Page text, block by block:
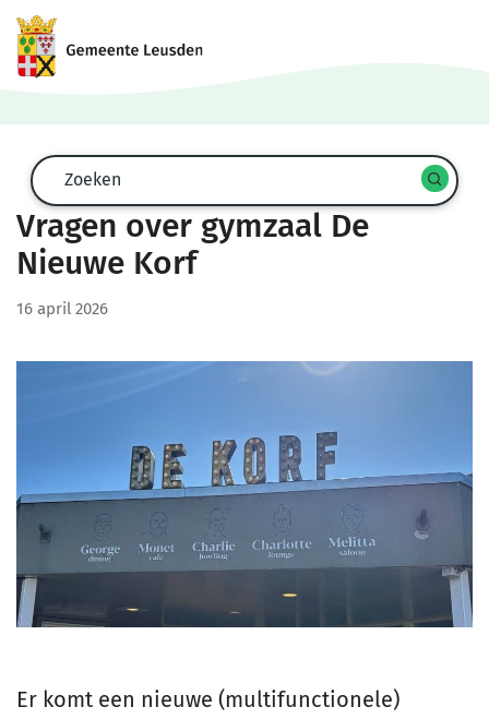
Zoekformulier
Start
Zoeken
Vragen over gymzaal De
Nieuwe Korf
16 april 2026
Er komt een nieuwe (multifunctionele)